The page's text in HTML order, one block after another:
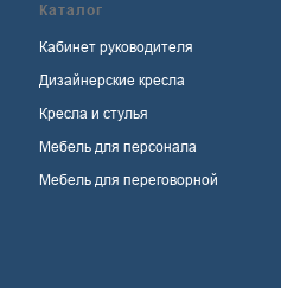
Каталог
Кабинет руководителя
Дизайнерские кресла
Кресла и стулья
Мебель для персонала
Мебель для переговорной